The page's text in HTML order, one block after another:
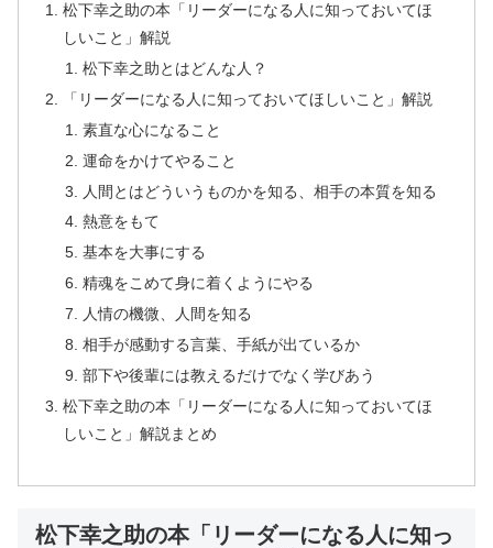
松下幸之助の本「リーダーになる人に知っておいてほ
しいこと」解説
松下幸之助とはどんな人？
「リーダーになる人に知っておいてほしいこと」解説
素直な心になること
運命をかけてやること
人間とはどういうものかを知る、相手の本質を知る
熱意をもて
基本を大事にする
精魂をこめて身に着くようにやる
人情の機微、人間を知る
相手が感動する言葉、手紙が出ているか
部下や後輩には教えるだけでなく学びあう
松下幸之助の本「リーダーになる人に知っておいてほ
しいこと」解説まとめ
松下幸之助の本「リーダーになる人に知っ